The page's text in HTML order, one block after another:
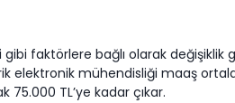
faktörlere bağlı olarak
mühendisliği maaş
TL’ye kadar çıkar.